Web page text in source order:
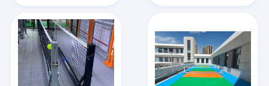
Producten
Over ons